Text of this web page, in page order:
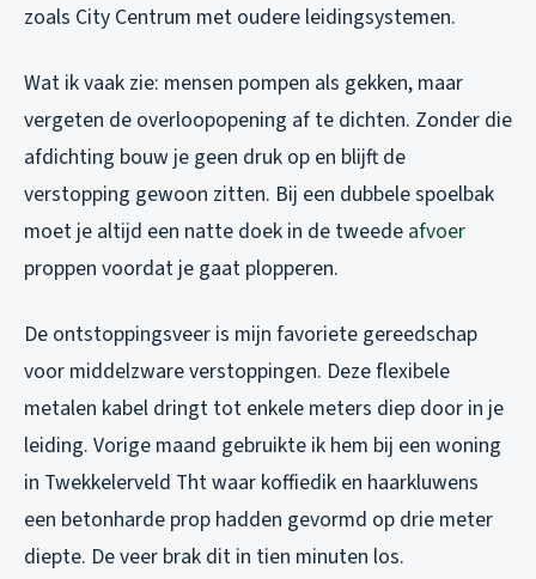
zoals City Centrum met oudere leidingsystemen.
Wat ik vaak zie: mensen pompen als gekken, maar
vergeten de overloopopening af te dichten. Zonder die
afdichting bouw je geen druk op en blijft de
verstopping gewoon zitten. Bij een dubbele spoelbak
moet je altijd een natte doek in de tweede afvoer
proppen voordat je gaat plopperen.
De ontstoppingsveer is mijn favoriete gereedschap
voor middelzware verstoppingen. Deze flexibele
metalen kabel dringt tot enkele meters diep door in je
leiding. Vorige maand gebruikte ik hem bij een woning
in Twekkelerveld Tht waar koffiedik en haarkluwens
een betonharde prop hadden gevormd op drie meter
diepte. De veer brak dit in tien minuten los.